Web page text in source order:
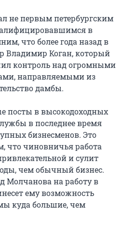
не первым петербургским
в
что более года назад в
Владимир Коган, который
контроль над огромными
направляемыми из
дамбы.
посты в высокодоходных
в последнее время
бизнесменов. Это
что чиновничья работа
и сулит
чем обычный бизнес.
Молчанова на работу в
ему возможность
куда большие, чем